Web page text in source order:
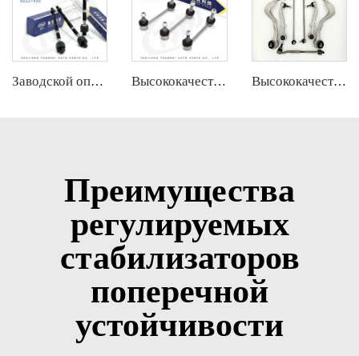
Заводской оптовый горячий спрос на полный комплект деталей шасси автомобиля, таких как кронштейн для Mazda CX5 2.0 ОЕ:KD35-32-240 Высококачественные автозапчасти от завода, такие как стабилизаторная связь для Hongqi H5 OE:TSL-HQ-001 Высококачественный набор заводских автозапчастей из алюминия, аналогичный комплекту рычагов управления для BMW 7 Series E65/E66 OE 31126755836 33321096797 31126774831
Преимущества
регулируемых
стабилизаторов
поперечной
устойчивости